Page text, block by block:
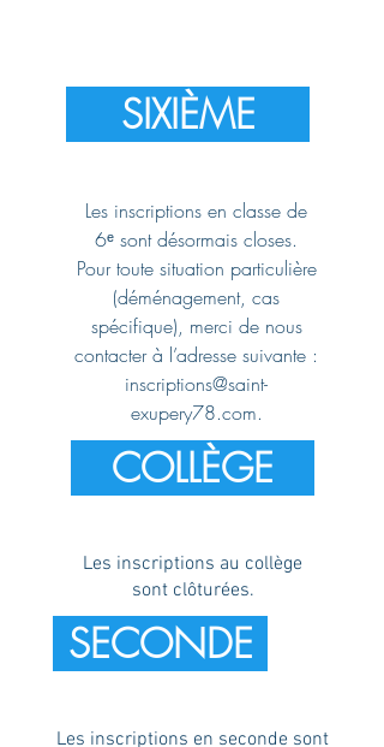
SIXIÈME
Les inscriptions en classe de
6ᵉ sont désormais closes.
Pour toute situation particulière
(déménagement, cas
spécifique), merci de nous
contacter à l’adresse suivante :
inscriptions@saint-
exupery78.com.
COLLÈGE
Les inscriptions au collège
sont clôturées.
SECONDE
Les inscriptions en seconde sont